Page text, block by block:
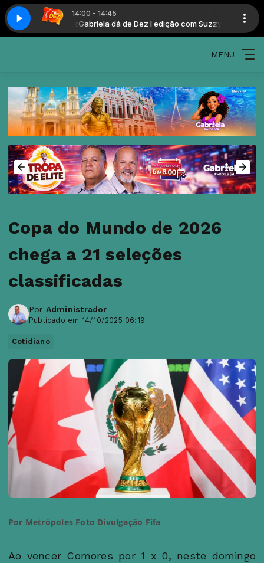
14:00 - 14:45
com Suzzy Luz Gabriela dá de Dez I edição com Suzzy Luz
MENU
Copa do Mundo de 2026
chega a 21 seleções
classificadas
Por Administrador
Publicado em 14/10/2025 06:19
Cotidiano
Por Metrópoles Foto Divulgação Fifa
Ao vencer Comores por 1 x 0, neste domingo